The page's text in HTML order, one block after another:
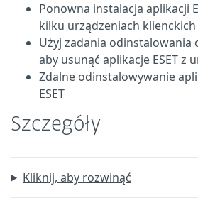
Ponowna instalacja aplikacji
kilku urządzeniach klienckich
Użyj zadania
aby usunąć aplikacje ESET z
Zdalne odinstalowywanie
ESET
Szczegóły
Kliknij, aby rozwinąć